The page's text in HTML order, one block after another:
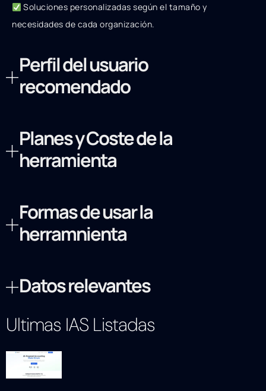
Soluciones personalizadas según el tamaño y
necesidades de cada organización.
Perfil del usuario
recomendado
Planes y Coste de la
herramienta
Formas de usar la
herramnienta
Datos relevantes
Ultimas IAS Listadas